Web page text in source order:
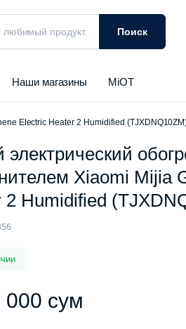
Поиск
Наши магазины MiOT
Electric Heater 2 Humidified
Xiaomi Mijia
2 Humidified
000 сум